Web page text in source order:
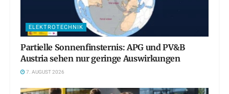
ELEKTROTECHNIK
Partielle Sonnenfinsternis: APG und PV&B
Austria sehen nur geringe Auswirkungen
7. AUGUST 2026